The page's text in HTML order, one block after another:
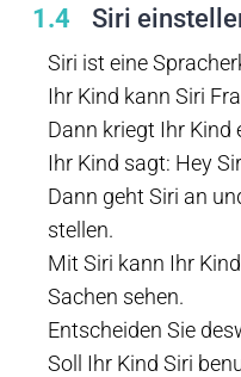
1.4 Siri
Siri ist eine
Ihr Kind kann Siri
Dann kriegt Ihr Kind
Ihr Kind sagt: Hey
Dann geht Siri an
stellen.
Mit Siri kann Ihr
Sachen sehen.
Entscheiden Sie
Soll Ihr Kind Siri